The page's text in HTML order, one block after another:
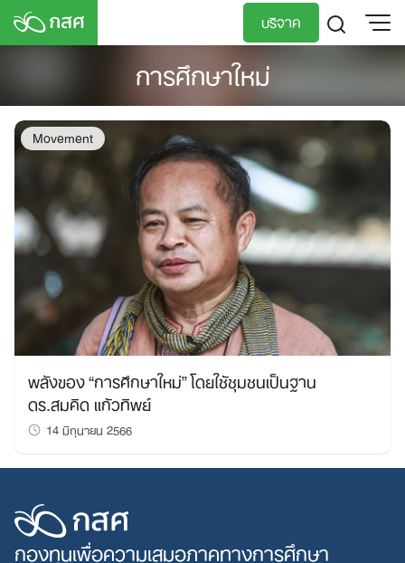
Skip
บริจาค
EN
การศึกษาใหม่
Movement
พลังของ “การศึกษาใหม่” โดยใช้ชุมชนเป็นฐาน
ดร.สมคิด แก้วทิพย์
14 มิถุนายน 2566
กองทุนเพื่อความเสมอภาคทางการศึกษา